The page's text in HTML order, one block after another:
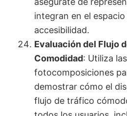
integran en el
accesibilidad.
Evaluación del Flujo
Comodidad: Utiliza las
fotocomposiciones
demostrar cómo el
flujo de tráfico